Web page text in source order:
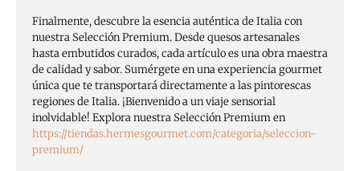
Finalmente, descubre la esencia auténtica de Italia con
nuestra Selección Premium. Desde quesos artesanales
hasta embutidos curados, cada artículo es una obra maestra
de calidad y sabor. Sumérgete en una experiencia gourmet
única que te transportará directamente a las pintorescas
regiones de Italia. ¡Bienvenido a un viaje sensorial
inolvidable! Explora nuestra Selección Premium en
https://tiendas.hermesgourmet.com/categoria/seleccion-
premium/